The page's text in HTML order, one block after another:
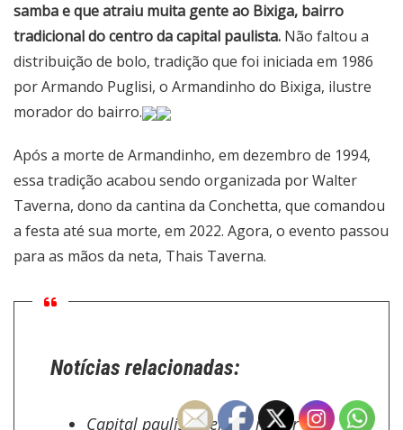
samba e que atraiu muita gente ao Bixiga, bairro
tradicional do centro da capital paulista. Não faltou a
distribuição de bolo, tradição que foi iniciada em 1986
por Armando Puglisi, o Armandinho do Bixiga, ilustre
morador do bairro.
Após a morte de Armandinho, em dezembro de 1994,
essa tradição acabou sendo organizada por Walter
Taverna, dono da cantina da Conchetta, que comandou
a festa até sua morte, em 2022. Agora, o evento passou
para as mãos da neta, Thais Taverna.
Notícias relacionadas:
Capital paulista tem 2º maior